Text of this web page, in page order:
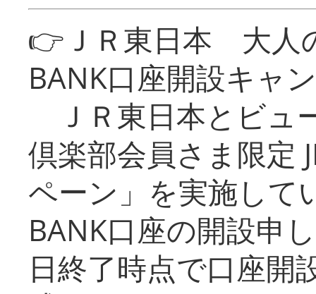
👉ＪＲ東日本 大人
BANK口座開設キャ
ＪＲ東日本とビュ
倶楽部会員さま限定
ペーン」を実施して
BANK口座の開設申
日終了時点で口座開